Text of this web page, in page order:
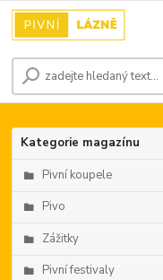
Kategorie magazínu
Pivní koupele
Pivo
Zážitky
Pivní festivaly